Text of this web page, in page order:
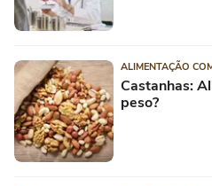
ALIMENTAÇÃO
Castanhas:
peso?